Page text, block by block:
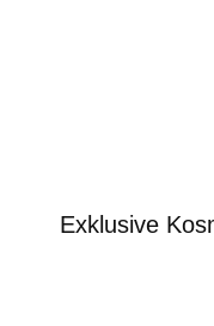
Exklusive